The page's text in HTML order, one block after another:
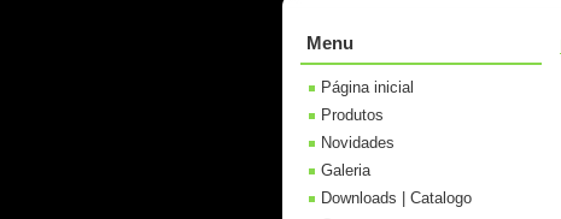
Menu
Página inicial
Produtos
Novidades
Galeria
Downloads | Catalogo